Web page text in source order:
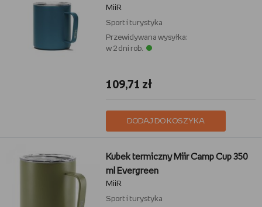
MiiR
Sport i turystyka
Przewidywana wysyłka:
w 2 dni rob.
109,71 zł
DODAJ DO KOSZYKA
Kubek termiczny Miir Camp Cup 350
ml Evergreen
MiiR
Sport i turystyka